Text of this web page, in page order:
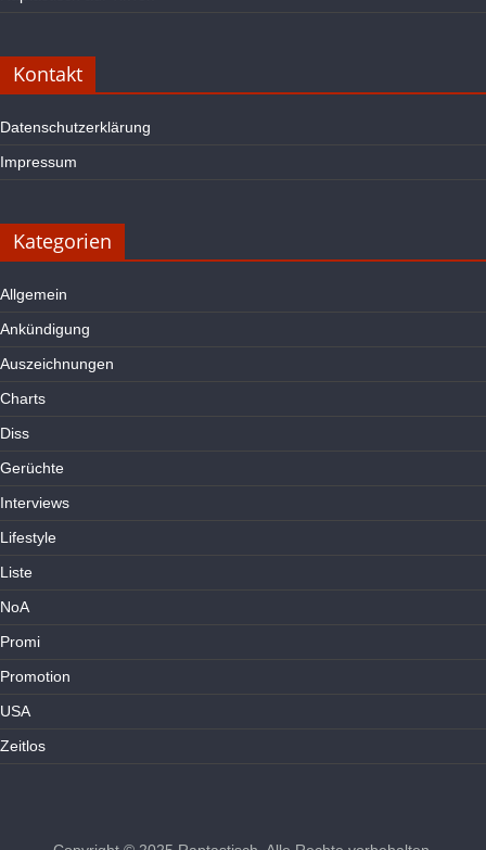
Kontakt
Datenschutzerklärung
Impressum
Kategorien
Allgemein
Ankündigung
Auszeichnungen
Charts
Diss
Gerüchte
Interviews
Lifestyle
Liste
NoA
Promi
Promotion
USA
Zeitlos